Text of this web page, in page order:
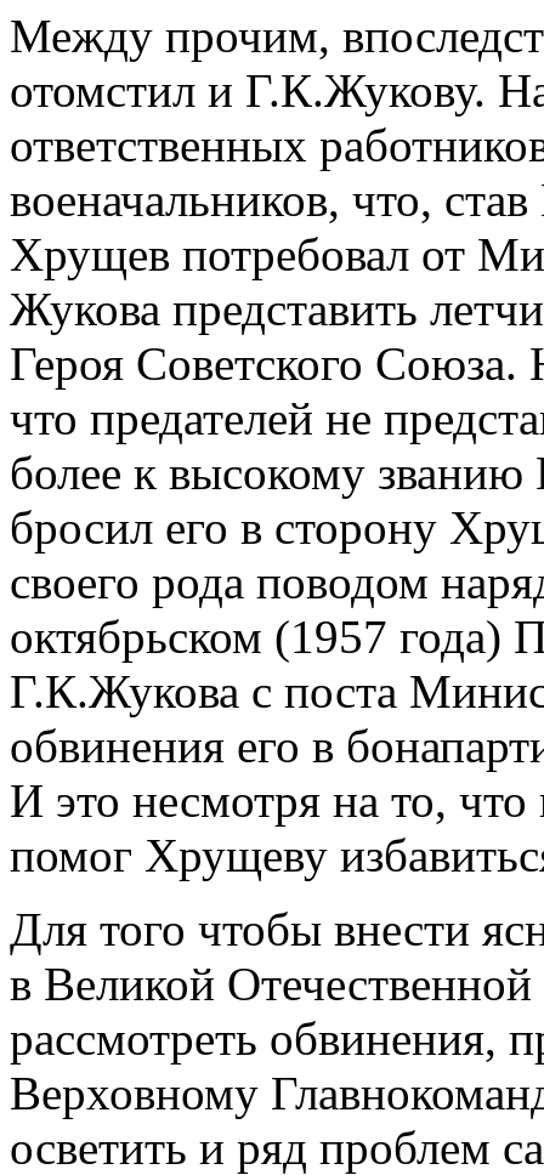
Между прочим,
отомстил и Г.К.Жукову.
ответственных
военачальников, что,
Хрущев потребовал от
Жукова представить
Героя Советского Союза.
что предателей не
более к высокому званию
бросил его в сторону
своего рода поводом
октябрьском (1957 года)
Г.К.Жукова с поста
обвинения его в
И это несмотря на то,
помог Хрущеву
Для того чтобы внести
в Великой
рассмотреть обвинения,
Верховному
осветить и ряд проблем